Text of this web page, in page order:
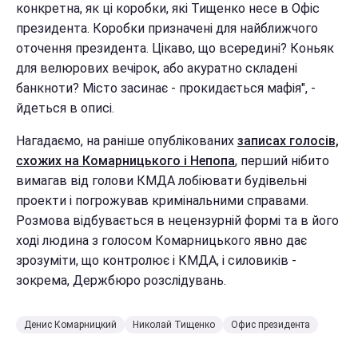
конкретна, як ці коробки, які Тищенко несе в Офіс
президента. Коробки призначені для найближчого
оточення президента. Цікаво, що всередині? Коньяк
для велюрових вечірок, або акуратно складені
банкноти? Місто засинає - прокидається мафія", -
йдеться в описі.
Нагадаємо, на раніше опублікованих записах голосів,
схожих на Комарницького і Непопа, перший нібито
вимагав від голови КМДА лобіювати будівельні
проекти і погрожував кримінальними справами.
Розмова відбувається в нецензурній формі та в його
ході людина з голосом Комарницького явно дає
зрозуміти, що контролює і КМДА, і силовиків -
зокрема, Держбюро розслідувань.
Денис Комарницкий Николай Тищенко Офис президента